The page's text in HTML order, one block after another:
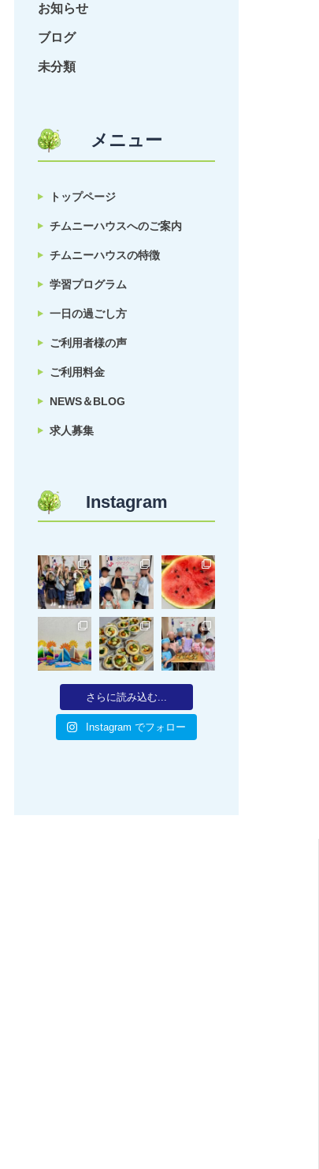
お知らせ
ブログ
未分類
メニュー
トップページ
チムニーハウスへのご案内
チムニーハウスの特徴
学習プログラム
一日の過ごし方
ご利用者様の声
ご利用料金
NEWS＆BLOG
求人募集
Instagram
さらに読み込む...
Instagram でフォロー